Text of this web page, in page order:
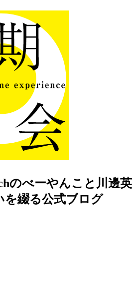
のべーやんこと川邊英
を綴る公式ブログ